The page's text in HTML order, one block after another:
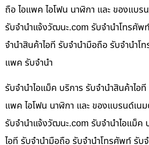
ถือ ไอแพค ไอโฟน นาฬิกา และ ของแบร
รับจํานําแจ้งวัฒนะ.com รับจำนำโทรศั
จำนำสินค้าไอที รับจำนำมือถือ รับจำนำโ
แพค รับจำนำ
รับจำนำไอแม็ค บริการ รับจำนำสินค้าไอ
แพค ไอโฟน นาฬิกา และ ของแบรนด์เน
รับจํานําแจ้งวัฒนะ.com รับจำนำไอแม็ค
ไอที รับจำนำมือถือ รับจำนำโทรศัพท์ รับ